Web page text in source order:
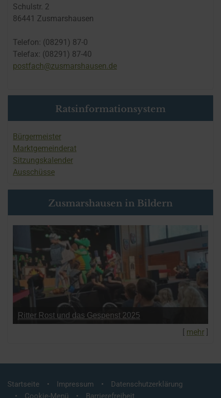
Schulstr. 2
86441 Zusmarshausen
Telefon: (08291) 87-0
Telefax: (08291) 87-40
postfach@zusmarshausen.de
Ratsinformationsystem
Bürgermeister
Marktgemeinderat
Sitzungskalender
Ausschüsse
Zusmarshausen in Bildern
Ritter Rost und das Gespenst 2025
[ mehr ]
Startseite Impressum
Datenschutzerklärung
Cookie-Menü
Barrierefreiheit